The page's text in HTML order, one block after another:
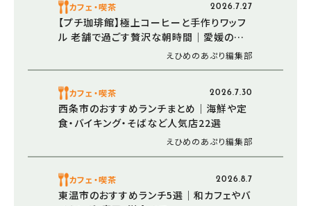
カフェ・喫茶 2026.7.27
【プチ珈琲館】極上コーヒーと手作りワッフ
ル 老舗で過ごす贅沢な朝時間｜愛媛の夏
モーニング（愛媛/西条市）えひめのあぷり編集部
カフェ・喫茶 2026.7.30
西条市のおすすめランチまとめ｜海鮮や定
食・バイキング・そばなど人気店22選
えひめのあぷり編集部
カフェ・喫茶 2026.8.7
東温市のおすすめランチ5選｜和カフェやバ